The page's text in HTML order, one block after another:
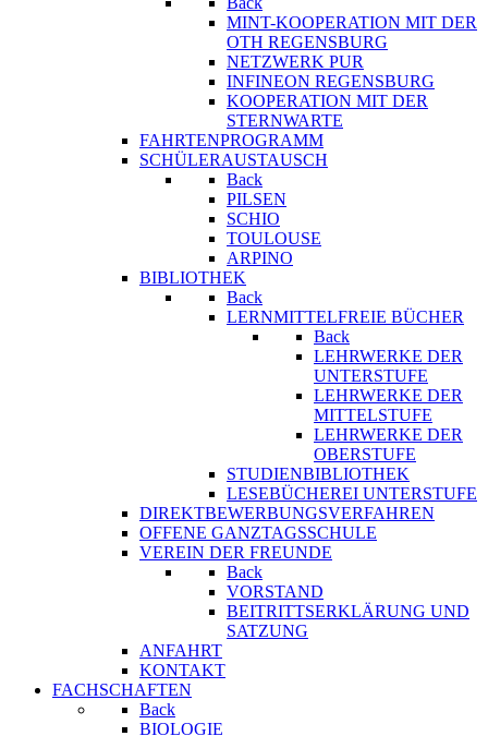
MINT-KOOPERATION MIT DER
OTH REGENSBURG
NETZWERK PUR
INFINEON REGENSBURG
KOOPERATION MIT DER
STERNWARTE
FAHRTENPROGRAMM
SCHÜLERAUSTAUSCH
Back
PILSEN
SCHIO
TOULOUSE
ARPINO
BIBLIOTHEK
Back
LERNMITTELFREIE BÜCHER
Back
LEHRWERKE DER
UNTERSTUFE
LEHRWERKE DER
MITTELSTUFE
LEHRWERKE DER
OBERSTUFE
STUDIENBIBLIOTHEK
LESEBÜCHEREI UNTERSTUFE
DIREKTBEWERBUNGSVERFAHREN
OFFENE GANZTAGSSCHULE
VEREIN DER FREUNDE
Back
VORSTAND
BEITRITTSERKLÄRUNG UND
SATZUNG
ANFAHRT
KONTAKT
FACHSCHAFTEN
Back
BIOLOGIE